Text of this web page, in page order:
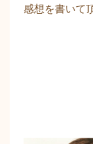
感想を書いて